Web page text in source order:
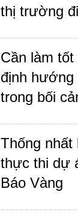
thị trường
Cần làm
định hướng
trong bối
Thống nhất
thực thi dự
Báo Vàng